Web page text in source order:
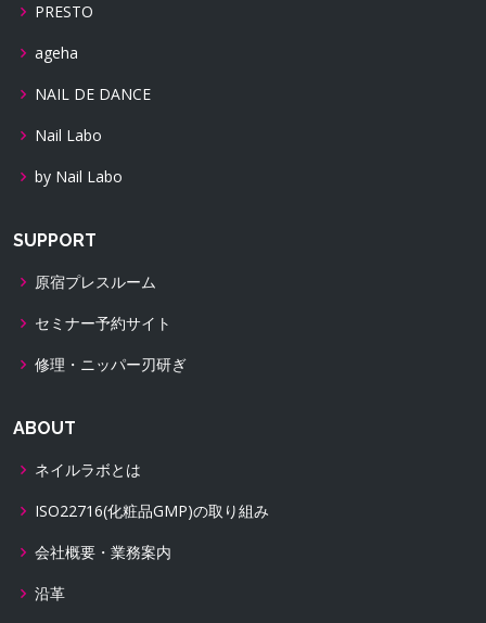
PRESTO
ageha
NAIL DE DANCE
Nail Labo
by Nail Labo
SUPPORT
原宿プレスルーム
セミナー予約サイト
修理・ニッパー刃研ぎ
ABOUT
ネイルラボとは
ISO22716(化粧品GMP)の取り組み
会社概要・業務案内
沿革